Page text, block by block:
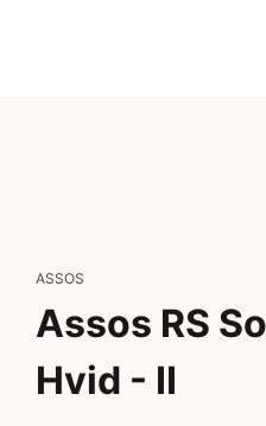
ASSOS
Assos RS
Hvid - II